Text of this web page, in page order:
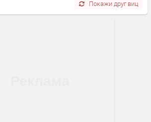
Покажи друг виц